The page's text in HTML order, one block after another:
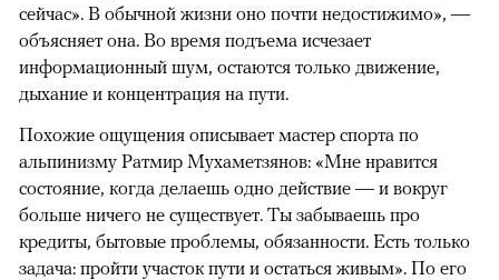
сейчас». В обычной жизни оно почти недостижимо», —
объясняет она. Во время подъема исчезает
информационный шум, остаются только движение,
дыхание и концентрация на пути.
Похожие ощущения описывает мастер спорта по
альпинизму Ратмир Мухаметзянов: «Мне нравится
состояние, когда делаешь одно действие — и вокруг
больше ничего не существует. Ты забываешь про
кредиты, бытовые проблемы, обязанности. Есть только
задача: пройти участок пути и остаться живым». По его